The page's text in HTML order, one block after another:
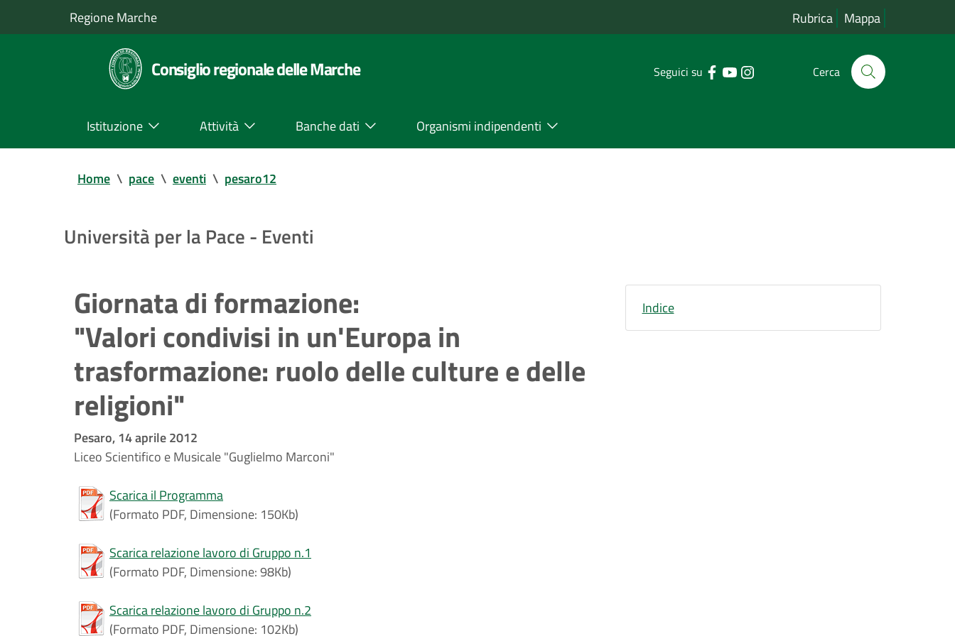
Regione Marche Rubrica Mappa
Consiglio regionale delle Marche Seguici su Cerca
Istituzione Attività Banche dati Organismi indipendenti
Home \ pace \ eventi \ pesaro12
Università per la Pace - Eventi
Giornata di formazione:
"Valori condivisi in un'Europa in
trasformazione: ruolo delle culture e delle
religioni"
Pesaro, 14 aprile 2012
Liceo Scientifico e Musicale "Guglielmo Marconi"
Scarica il Programma
(Formato PDF, Dimensione: 150Kb)
Scarica relazione lavoro di Gruppo n.1
(Formato PDF, Dimensione: 98Kb)
Scarica relazione lavoro di Gruppo n.2
(Formato PDF, Dimensione: 102Kb)
Indice